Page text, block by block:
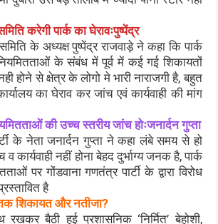
करेगी पार्क का घेरावःपुष्पेंद्र
के अध्यक्ष पुष्पेंद्र राजवाड़े ने कहा कि पार्क
के संबंध में पूर्व में कई गई शिकायतों
होने से क्षेत्र के लोगो मे भारी नाराजगी है, बहुत
का घेराव कर जांच एवं कार्यवाही की मांग
की उच्च स्तरीय जांच होःजनार्दन गुप्ता
के नेता जनार्दन गुप्ता ने कहा लंबे समय से हो
कार्यवाही नहीं होना बेहद दुर्भाग्य जनक है, पार्क
पर गोंडवाना गणतंत्र पार्टी के द्वारा विरोध
है
शिकायत और नतीजा?
रखकर बैठी हुई प्रशासनिक ‘निर्मित’ बेहोशी,